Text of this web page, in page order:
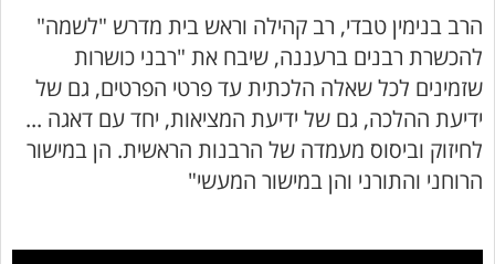
הרב בנימין טבדי, רב קהילה וראש בית מדרש "לשמה"
להכשרת רבנים ברעננה, שיבח את "רבני כושרות
שזמינים לכל שאלה הלכתית עד פרטי הפרטים, גם של
ידיעת ההלכה, גם של ידיעת המציאות, יחד עם דאגה ...
לחיזוק וביסוס מעמדה של הרבנות הראשית. הן במישור
הרוחני והתורני והן במישור המעשי"